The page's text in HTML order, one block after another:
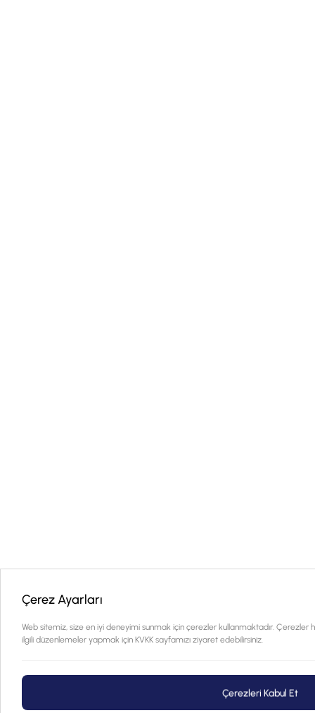
Çerez Ayarları
Web sitemiz, size en iyi deneyimi sunmak için çerezler kullanmaktadır. Çerezler
ilgili düzenlemeler yapmak için KVKK sayfamızı ziyaret edebilirsiniz.
Çerezleri Kabul Et